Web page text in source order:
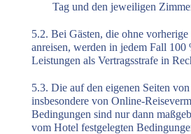
Tag und den jeweiligen
5.2. Bei Gästen, die ohne
anreisen, werden in jedem Fall 100
Leistungen als Vertragsstrafe in
5.3. Die auf den eigenen Seiten
insbesondere von Online-
Bedingungen sind nur dann
vom Hotel festgelegten